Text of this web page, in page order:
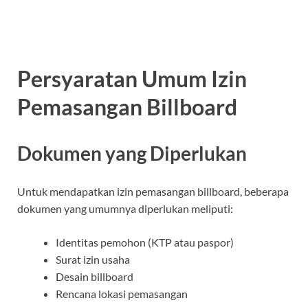
Persyaratan Umum Izin
Pemasangan Billboard
Dokumen yang Diperlukan
Untuk mendapatkan izin pemasangan billboard, beberapa
dokumen yang umumnya diperlukan meliputi:
Identitas pemohon (KTP atau paspor)
Surat izin usaha
Desain billboard
Rencana lokasi pemasangan